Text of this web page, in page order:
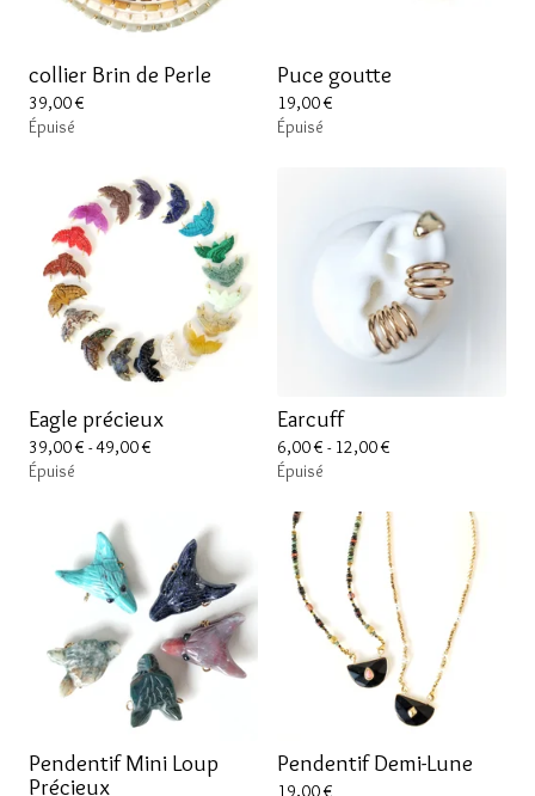
collier Brin de Perle
39,00€
Épuisé
Puce goutte
19,00€
Épuisé
Eagle précieux
39,00€ - 49,00€
Épuisé
Earcuff
6,00€ - 12,00€
Épuisé
Pendentif Mini Loup
Précieux
Pendentif Demi-Lune
19,00€